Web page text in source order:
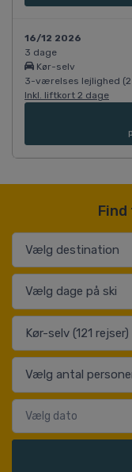
16/12 2026
3 dage
Kør-selv
3-værelses lejlighed
Inkl. liftkort 2 dage